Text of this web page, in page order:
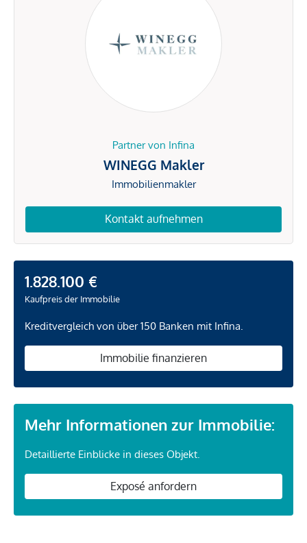
Partner von Infina
WINEGG Makler
Immobilienmakler
Kontakt aufnehmen
1.828.100 €
Kaufpreis der Immobilie
Kreditvergleich von über 150 Banken mit Infina.
Immobilie finanzieren
Mehr Informationen zur Immobilie:
Detaillierte Einblicke in dieses Objekt.
Exposé anfordern